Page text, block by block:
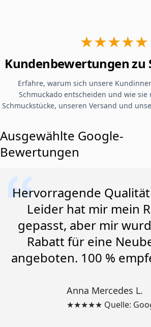
★★★★★
Kundenbewertungen zu
Erfahre, warum sich unsere
Schmuckado entscheiden und wie sie
Schmuckstücke, unseren Versand und
Ausgewählte Google-
Bewertungen
Hervorragende
Leider hat mir mein
gepasst, aber mir
Rabatt für eine
angeboten. 100 %
Anna Mercedes L.
★★★★★ Quelle: